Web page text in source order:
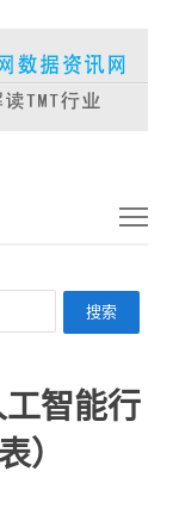
智能行
）